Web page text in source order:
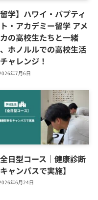
留学】ハワイ・バプティ
・アカデミー留学 アメ
の高校生たちと一緒
ホノルルでの高校生活
ャレンジ！
年7月6日
全日型コース｜健康診断
ャンパスで実施】
年6月24日